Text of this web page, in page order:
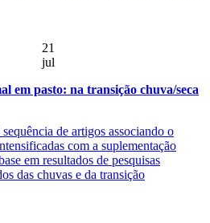
21
jul
em pasto: na transição chuva/seca
de artigos associando o
com a suplementação
em resultados de pesquisas
das chuvas e da transição